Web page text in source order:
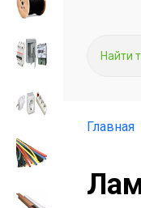
Главная